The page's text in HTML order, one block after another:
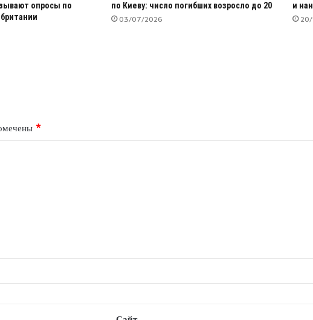
опросы по
по Киеву: число погибших возросло до 20
03/07/2026
и
*